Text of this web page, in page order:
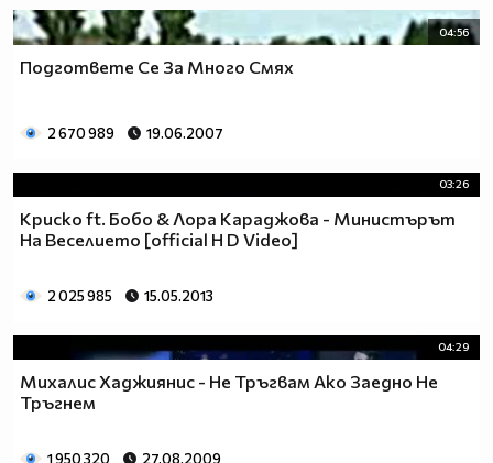
04:56
Подгответе Се За Много Смях
2 670 989 19.06.2007
03:26
Криско ft. Бобо & Лора Караджова - Министърът
На Веселието [official H D Video]
2 025 985 15.05.2013
04:29
Михалис Хаджиянис - Не Тръгвам Ако Заедно Не
Тръгнем
1 950 320 27.08.2009